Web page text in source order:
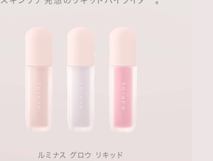
ルミナス グロウ リキッド